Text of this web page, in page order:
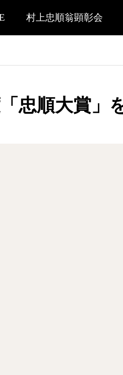
村上忠順翁顕彰会
忠順大賞」